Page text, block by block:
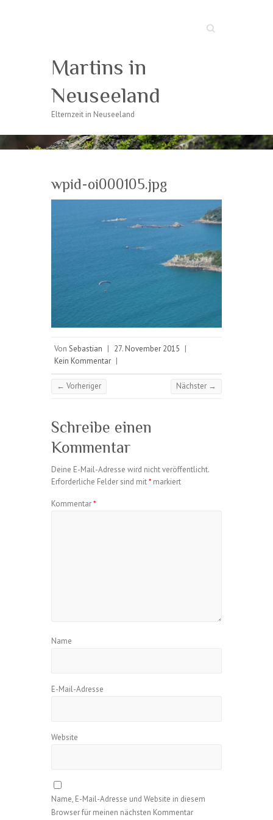
Suche
Martins in
Neuseeland
Elternzeit in Neuseeland
wpid-oi000105.jpg
Von Sebastian | 27. November 2015 |
Kein Kommentar |
← Vorheriger Nächster →
Schreibe einen
Kommentar
Deine E-Mail-Adresse wird nicht veröffentlicht.
Erforderliche Felder sind mit* markiert
Kommentar*
Name
E-Mail-Adresse
Website
Name, E-Mail-Adresse und Website in diesem
Browser für meinen nächsten Kommentar